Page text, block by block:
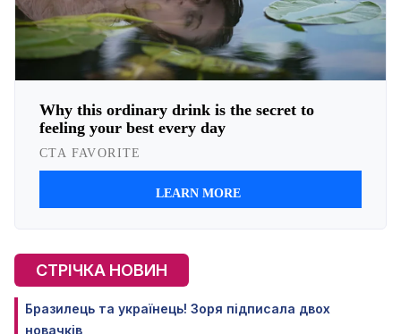
СТРІЧКА НОВИН
Бразилець та українець! Зоря підписала двох
новачків